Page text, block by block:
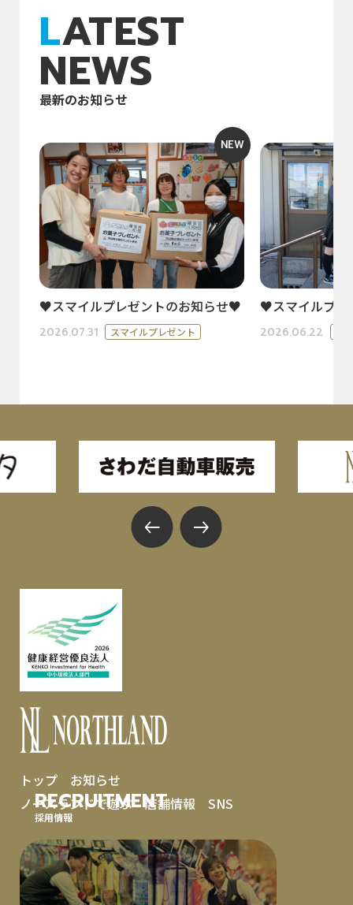
LATEST
NEWS
最新のお知らせ
NEW
♥スマイルプレゼントのお知らせ♥
2026.07.31 スマイルプレゼント
♥スマイルプ
2026.06.22
トップ
お知らせ
ノースランドで遊ぶ
店舗情報 SNS
RECRUITMENT
採用情報